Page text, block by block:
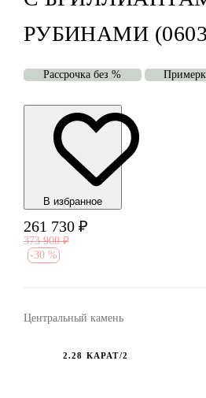
РУБИНАМИ
Рассрочка без %
В избранноe
261 730 ₽
373 900 ₽
-30 %
Центральный камень
2.28 КАРАТ/2